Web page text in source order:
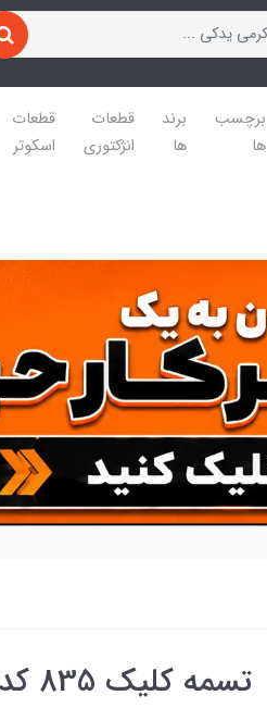
برچسب
ها
برند
ها
قطعات
انژکتوری
قطعات
اسکوتر
تسمه کلیک 835 کد 216548